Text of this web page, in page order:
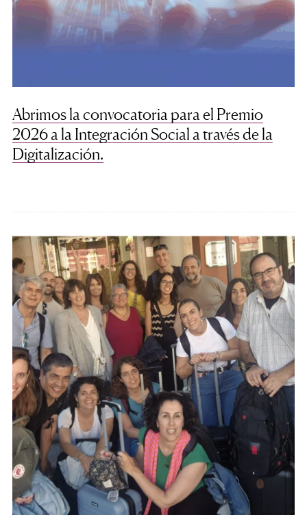
Abrimos la convocatoria para el Premio
2026 a la Integración Social a través de la
Digitalización.